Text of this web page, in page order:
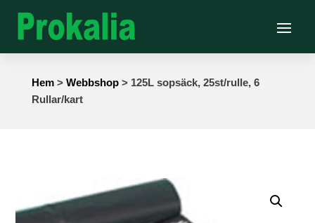
Hem> Webbshop> 125L sopsäck, 25st/rulle, 6
Rullar/kart